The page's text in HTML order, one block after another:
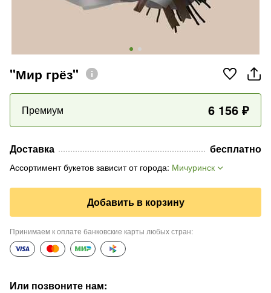
"Мир грёз"
Премиум 6 156 ₽
Доставка бесплатно
Ассортимент букетов зависит от города: Мичуринск
Добавить в корзину
Принимаем к оплате банковские карты любых стран:
Или позвоните нам: